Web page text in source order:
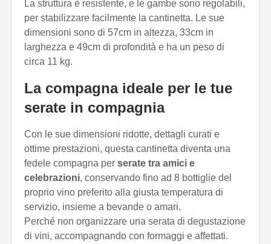
La struttura è resistente, e le gambe sono regolabili,
per stabilizzare facilmente la cantinetta. Le sue
dimensioni sono di 57cm in altezza, 33cm in
larghezza e 49cm di profondità e ha un peso di
circa 11 kg.
La compagna ideale per le tue
serate in compagnia
Con le sue dimensioni ridotte, dettagli curati e
ottime prestazioni, questa cantinetta diventa una
fedele compagna per serate tra amici e
celebrazioni, conservando fino ad 8 bottiglie del
proprio vino preferito alla giusta temperatura di
servizio, insieme a bevande o amari.
Perché non organizzare una serata di degustazione
di vini, accompagnando con formaggi e affettati.